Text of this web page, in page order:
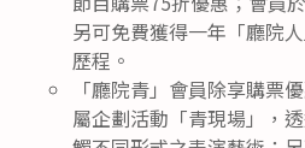
另可免費獲得一年「廳院
歷程。
「廳院青」會員除享購票
屬企劃活動「青現場」，